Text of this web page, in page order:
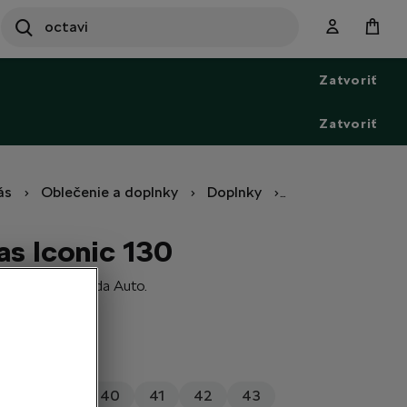
Zatvoriť
Zatvoriť
Oblečenie a doplnky Doplnky
Iconic 130
130 rokov Škoda Auto.
40 41 42
43